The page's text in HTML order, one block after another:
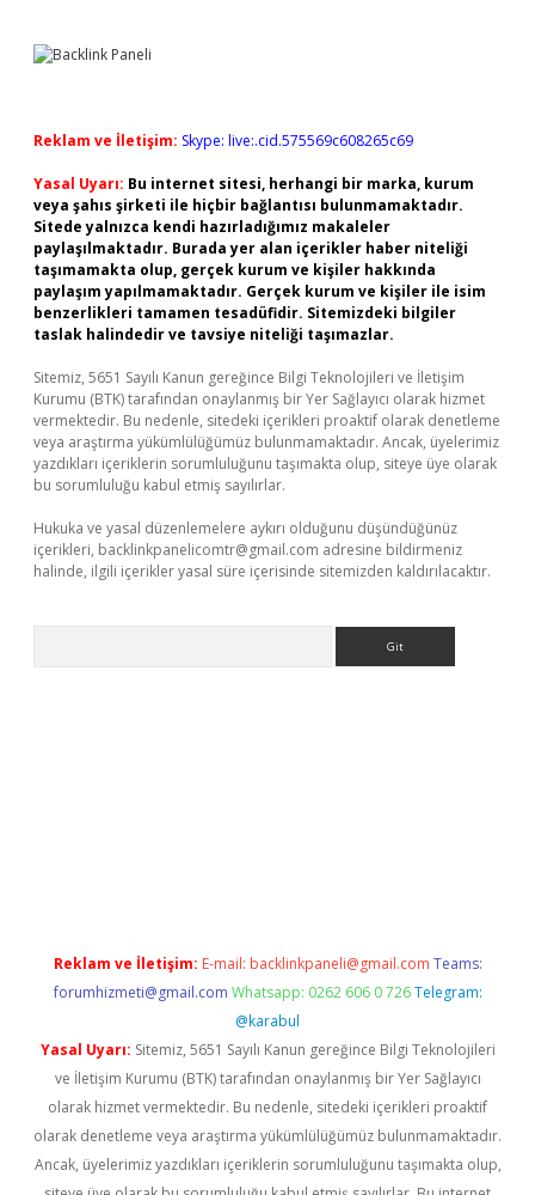
Reklam ve İletişim: Skype: live:.cid.575569c608265c69
Yasal Uyarı: Bu internet sitesi, herhangi bir marka, kurum
veya şahıs şirketi ile hiçbir bağlantısı bulunmamaktadır.
Sitede yalnızca kendi hazırladığımız makaleler
paylaşılmaktadır. Burada yer alan içerikler haber niteliği
taşımamakta olup, gerçek kurum ve kişiler hakkında
paylaşım yapılmamaktadır. Gerçek kurum ve kişiler ile isim
benzerlikleri tamamen tesadüfidir. Sitemizdeki bilgiler
taslak halindedir ve tavsiye niteliği taşımazlar.
Sitemiz, 5651 Sayılı Kanun gereğince Bilgi Teknolojileri ve İletişim
Kurumu (BTK) tarafından onaylanmış bir Yer Sağlayıcı olarak hizmet
vermektedir. Bu nedenle, sitedeki içerikleri proaktif olarak denetleme
veya araştırma yükümlülüğümüz bulunmamaktadır. Ancak, üyelerimiz
yazdıkları içeriklerin sorumluluğunu taşımakta olup, siteye üye olarak
bu sorumluluğu kabul etmiş sayılırlar.
Hukuka ve yasal düzenlemelere aykırı olduğunu düşündüğünüz
içerikleri, backlinkpanelicomtr@gmail.com adresine bildirmeniz
halinde, ilgili içerikler yasal süre içerisinde sitemizden kaldırılacaktır.
Reklam ve İletişim: E-mail: backlinkpaneli@gmail.com Teams:
forumhizmeti@gmail.com Whatsapp: 0262 606 0 726 Telegram:
@karabul
Yasal Uyarı: Sitemiz, 5651 Sayılı Kanun gereğince Bilgi Teknolojileri
ve İletişim Kurumu (BTK) tarafından onaylanmış bir Yer Sağlayıcı
olarak hizmet vermektedir. Bu nedenle, sitedeki içerikleri proaktif
olarak denetleme veya araştırma yükümlülüğümüz bulunmamaktadır.
Ancak, üyelerimiz yazdıkları içeriklerin sorumluluğunu taşımakta olup,